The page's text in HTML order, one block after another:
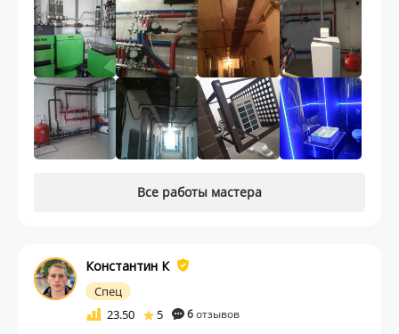
Все работы мастера
Константин К
Спец
23.50
5 6отзывов